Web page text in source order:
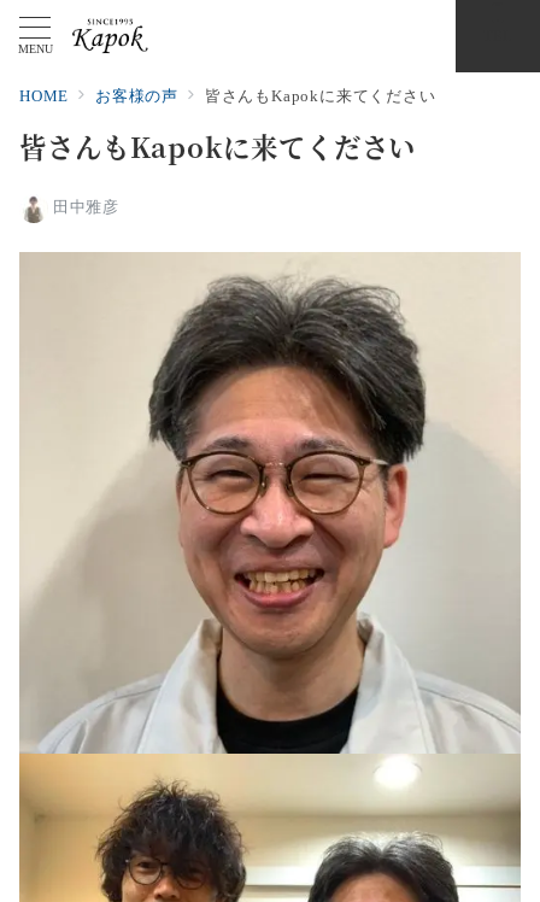
MENU
HOME お客様の声 皆さんもKapokに来てください
皆さんもKapokに来てください
田中雅彦